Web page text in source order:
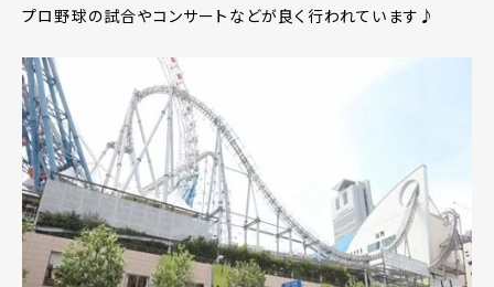
プロ野球の試合やコンサートなどが良く行われています♪